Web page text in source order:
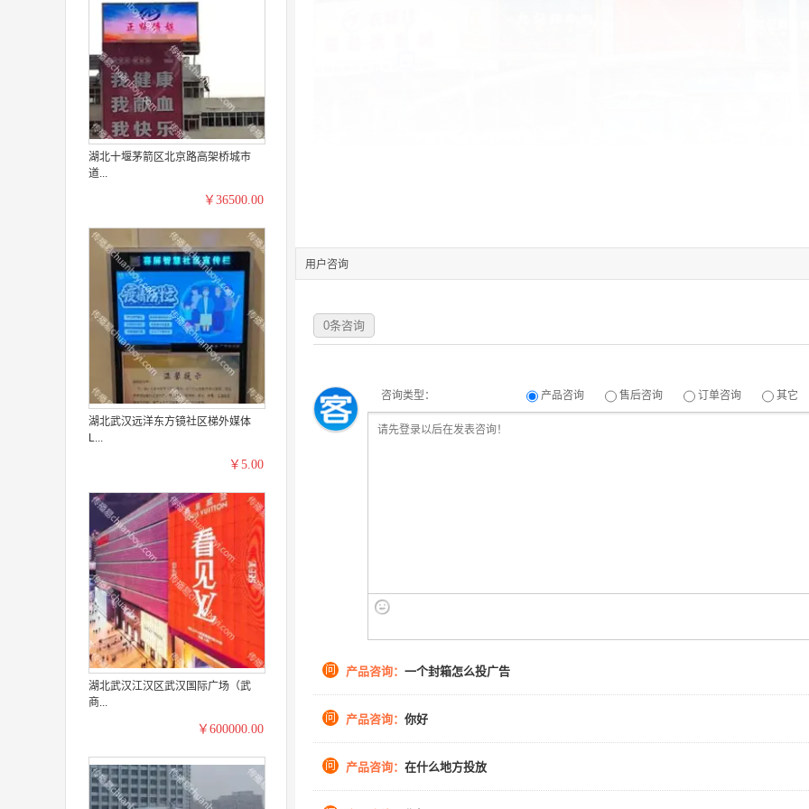
湖北十堰茅箭区北京路高架桥城市
道...
￥36500.00
湖北武汉远洋东方镜社区梯外媒体
L...
￥5.00
湖北武汉江汉区武汉国际广场（武
商...
￥600000.00
用户咨询
0条咨询
咨询类型： 产品咨询 售后咨询 订单咨询 其它
问 产品咨询： 一个封箱怎么投广告
问 产品咨询： 你好
问 产品咨询： 在什么地方投放